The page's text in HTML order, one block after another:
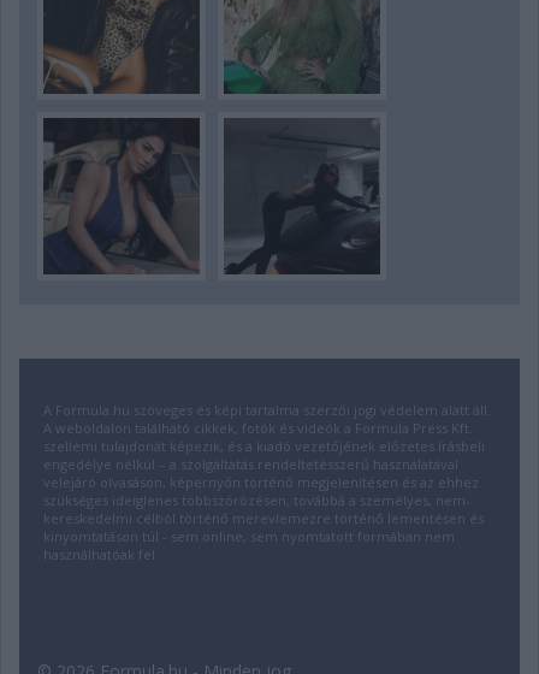
A Formula.hu szöveges és képi tartalma szerzői jogi védelem alatt áll.
A weboldalon található cikkek, fotók és videók a Formula Press Kft.
szellemi tulajdonát képezik, és a kiadó vezetőjének előzetes írásbeli
engedélye nélkül – a szolgáltatás rendeltetésszerű használatával
velejáró olvasáson, képernyőn történő megjelenítésen és az ehhez
szükséges ideiglenes többszörözésen, továbbá a személyes, nem-
kereskedelmi célból történő merevlemezre történő lementésen és
kinyomtatáson túl - sem online, sem nyomtatott formában nem
használhatóak fel.